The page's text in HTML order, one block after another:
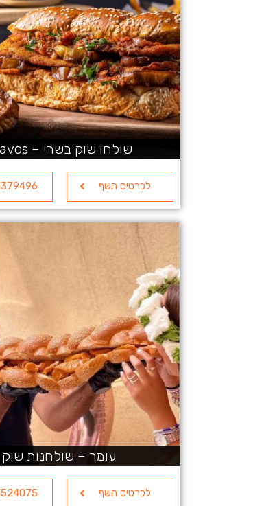
שולחן שוק בשרי – Bravos
לכרטיס השף
עומר – שולחנות שוק
לכרטיס השף